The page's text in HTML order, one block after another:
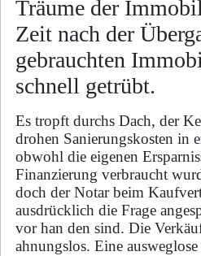
Träume der
Zeit nach der
gebrauchten
schnell getrübt.
Es tropft durchs Dach, der
drohen Sanierungskosten in
obwohl die eigenen
Finanzierung verbraucht
doch der Notar beim
ausdrücklich die Frage
vor­ han­ den sind. Die
ahnungslos. Eine